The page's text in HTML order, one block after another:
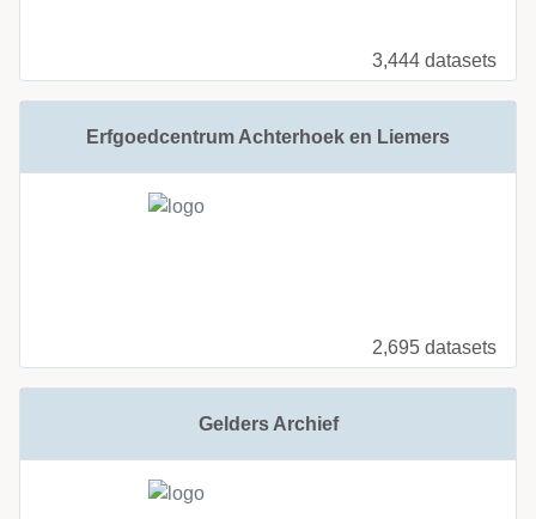
3,444 datasets
Erfgoedcentrum Achterhoek en Liemers
2,695 datasets
Gelders Archief